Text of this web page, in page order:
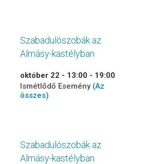
Szabadulószobák az
Almásy-kastélyban
október 22 - 13:00 - 19:00
Ismétlődő Esemény (Az
összes)
Szabadulószobák az
Almásy-kastélyban